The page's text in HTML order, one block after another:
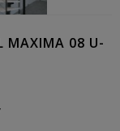
MAXIMA 08 U-